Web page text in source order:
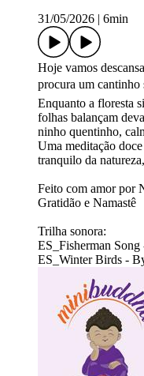
31/05/2026
6min
Hoje vamos
procura um cantinho
Enquanto a floresta
folhas balançam
ninho quentinho,
Uma meditação
tranquilo da
Feito com amor por
Gratidão e Namastê
Trilha sonora:
ES_Fisherman
ES_Winter Birds -